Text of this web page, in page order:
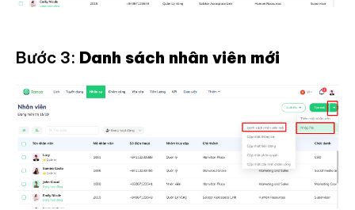
Bước 3: Danh sách nhân viên mới